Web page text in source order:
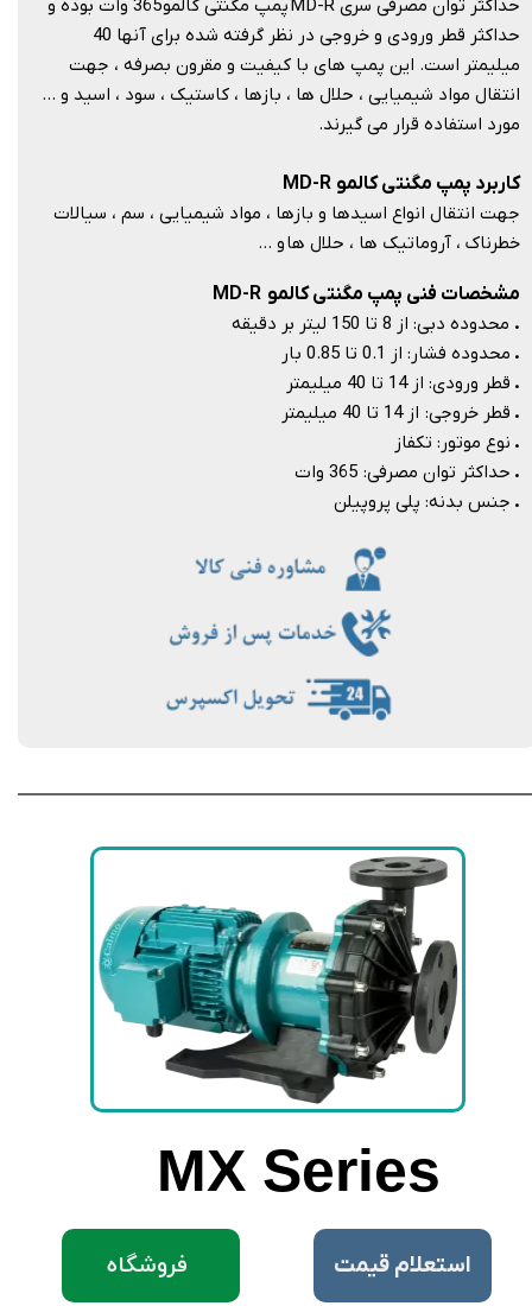
حداکثر توان مصرفی سری MD-R پمپ مگنتی کالمو 365 وات بوده و
حداکثر قطر ورودی و خروجی در نظر گرفته شده برای آنها 40
میلیمتر است. این پمپ های با کیفیت و مقرون بصرفه ، جهت
انتقال مواد شیمیایی ، حلال ها ، بازها ، کاستیک ، سود ، اسید و …
مورد استفاده قرار می گیرند.
کاربرد پمپ مگنتی کالمو MD-R
جهت انتقال انواع اسیدها و بازها ، مواد شیمیایی ، سم ،‌ سیالات
خطرناک ، آروماتیک ها ، حلال ها و …​​​​​​​
مشخصات فنی پمپ مگنتی کالمو MD-R
. محدوده دبی: از 8 تا 150 لیتر بر دقیقه
. محدوده فشار: از 0.1 تا 0.85 بار
. قطر ورودی: از 14 تا 40 میلیمتر
. قطر خروجی: از 14 تا 40 میلیمتر
. نوع موتور: تکفاز
. حداکثر توان مصرفی: 365 وات
. جنس بدنه: پلی پروپیلن
MX Series
فروشگاه ​استعلام قیمت